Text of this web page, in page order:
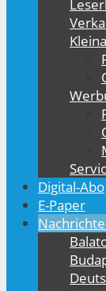
Digital-Abo
E-Paper